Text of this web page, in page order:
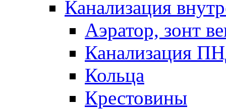
Канализация
Аэратор, зонт
Канализация
Кольца
Крестовины